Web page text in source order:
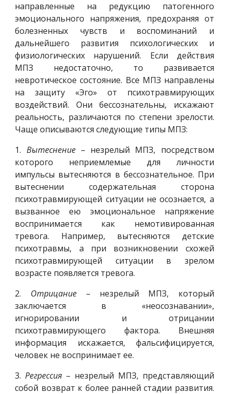
направленные на редукцию патогенного
эмоционального напряжения, предохраняя от
болезненных чувств и воспоминаний и
дальнейшего развития психологических и
физиологических нарушений. Если действия
МПЗ недостаточно, то развивается
невротическое состояние. Все МПЗ направлены
на защиту «Эго» от психотравмирующих
воздействий. Они бессознательны, искажают
реальность, различаются по степени зрелости.
Чаще описываются следующие типы МПЗ:
1. Вытеснение– незрелый МПЗ, посредством
которого неприемлемые для личности
импульсы вытесняются в бессознательное. При
вытеснении содержательная сторона
психотравмирующей ситуации не осознается, а
вызванное ею эмоциональное напряжение
воспринимается как немотивированная
тревога. Например, вытесняются детские
психотравмы, а при возникновении схожей
психотравмирующей ситуации в зрелом
возрасте появляется тревога.
2. Отрицание– незрелый МПЗ, который
заключается в «неосознавании»,
игнорировании и отрицании
психотравмирующего фактора. Внешняя
информация искажается, фальсифицируется,
человек не воспринимает ее.
3.Регрессия – незрелый МПЗ, представляющий
собой возврат к более ранней стадии развития.